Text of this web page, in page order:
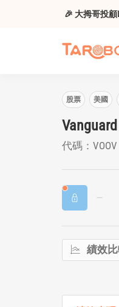
🎉 大拇哥投
股票 美國
代碼：VOOV
績效